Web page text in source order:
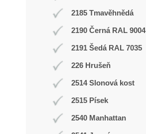
2185 Tmavěhnědá
2190 Černá RAL 9004
2191 Šedá RAL 7035
226 Hrušeň
2514 Slonová kost
2515 Písek
2540 Manhattan